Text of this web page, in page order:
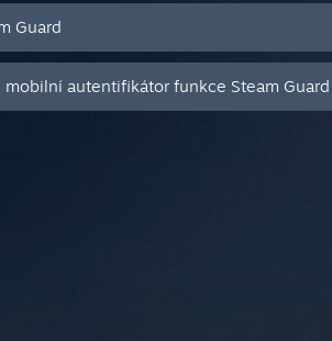
Guard
autentifikátor funkce Steam Guard